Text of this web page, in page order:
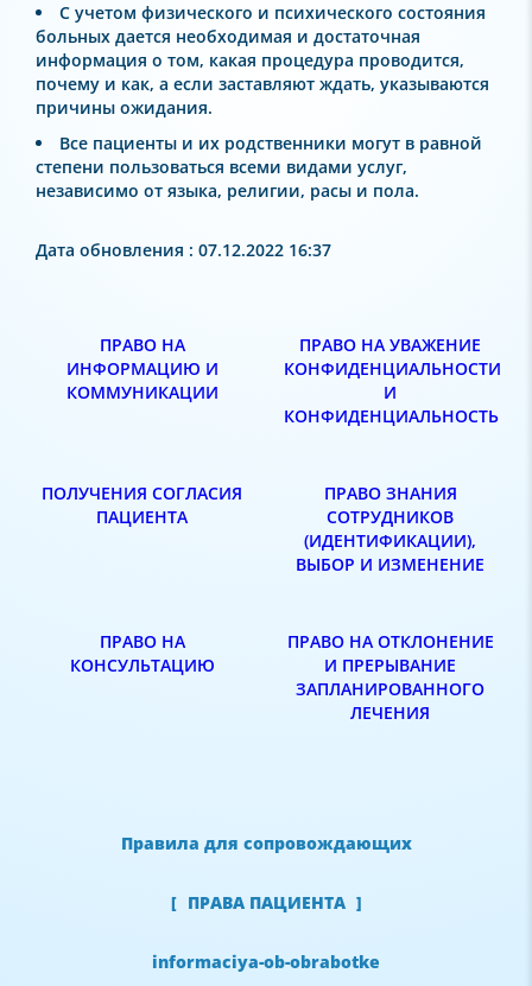
С учетом физического и психического состояния
больных дается необходимая и достаточная
информация о том, какая процедура проводится,
почему и как, а если заставляют ждать, указываются
причины ожидания.
Все пациенты и их родственники могут в равной
степени пользоваться всеми видами услуг,
независимо от языка, религии, расы и пола.
Дата обновления : 07.12.2022 16:37
ПРАВО НА
ИНФОРМАЦИЮ И
КОММУНИКАЦИИ
ПРАВО НА УВАЖЕНИЕ
КОНФИДЕНЦИАЛЬНОСТИ
И
КОНФИДЕНЦИАЛЬНОСТЬ
ПОЛУЧЕНИЯ СОГЛАСИЯ
ПАЦИЕНТА
ПРАВО ЗНАНИЯ
СОТРУДНИКОВ
(ИДЕНТИФИКАЦИИ),
ВЫБОР И ИЗМЕНЕНИЕ
ПРАВО НА
КОНСУЛЬТАЦИЮ
ПРАВО НА ОТКЛОНЕНИЕ
И ПРЕРЫВАНИЕ
ЗАПЛАНИРОВАННОГО
ЛЕЧЕНИЯ
Правила для сопровождающих
ПРАВА ПАЦИЕНТА
informaciya-ob-obrabotke